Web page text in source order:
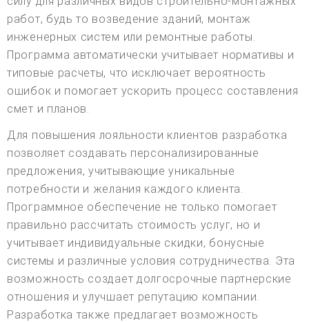
работ, будь то возведение зданий, монтаж
инженерных систем или ремонтные работы.
Программа автоматически учитывает нормативы и
типовые расчеты, что исключает вероятность
ошибок и помогает ускорить процесс составления
смет и планов.
Для повышения лояльности клиентов разработка
позволяет создавать персонализированные
предложения, учитывающие уникальные
потребности и желания каждого клиента.
Программное обеспечение не только помогает
правильно рассчитать стоимость услуг, но и
учитывает индивидуальные скидки, бонусные
системы и различные условия сотрудничества. Эта
возможность создает долгосрочные партнерские
отношения и улучшает репутацию компании.
Разработка также предлагает возможность